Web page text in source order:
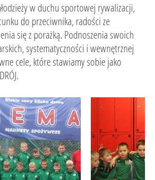
w duchu sportowej rywalizacji,
do przeciwnika, radości ze
się z porażką. Podnoszenia swoich
systematyczności i wewnętrznej
cele, które stawiamy sobie jako